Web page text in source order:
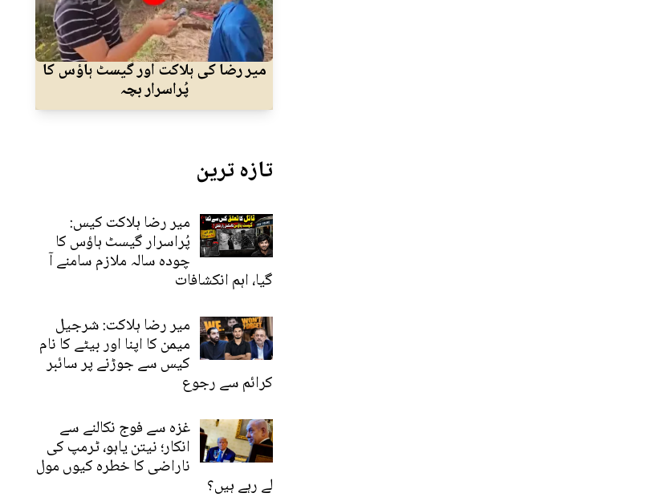
میر رضا کی ہلاکت اور گیسٹ ہاؤس کا
پُراسرار بچہ
تازہ ترین
میر رضا ہلاکت کیس:
پُراسرار گیسٹ ہاؤس کا
چودہ سالہ ملازم سامنے آ
گیا، اہم انکشافات
میر رضا ہلاکت: شرجیل
میمن کا اپنا اور بیٹے کا نام
کیس سے جوڑنے پر سائبر
کرائم سے رجوع
غزہ سے فوج نکالنے سے
انکار؛ نیتن یاہو، ٹرمپ کی
ناراضی کا خطرہ کیوں مول
لے رہے ہیں؟